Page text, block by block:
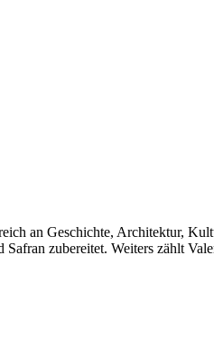
an Geschichte, Architektur,
zubereitet. Weiters zählt